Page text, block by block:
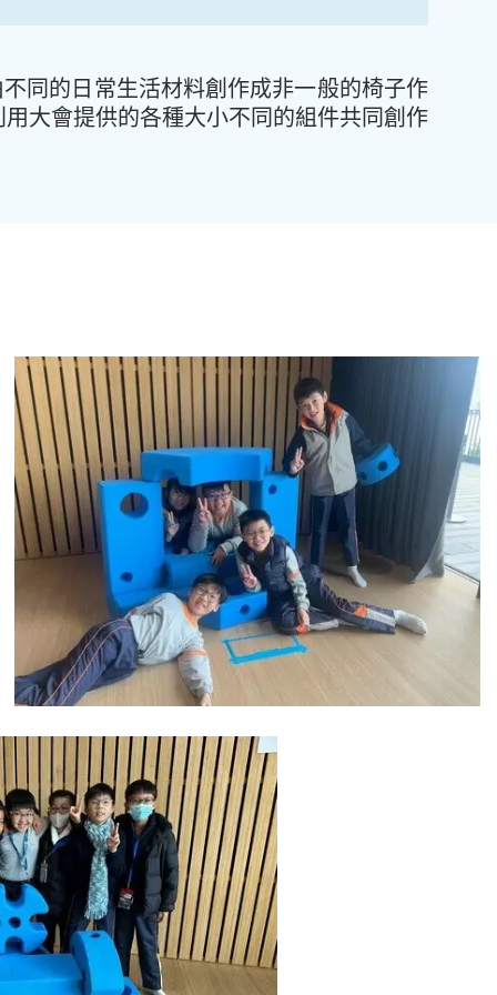
同的日常生活材料創作成非一般的椅子作
大會提供的各種大小不同的組件共同創作